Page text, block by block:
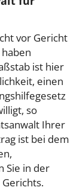
vor Gericht
ist hier
einen
so
Ihrer
ist bei dem
Sie in der